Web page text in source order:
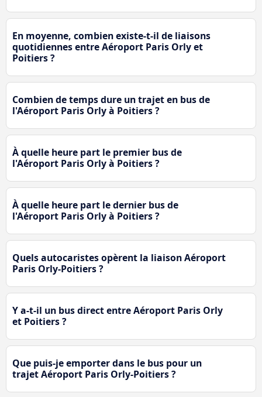
En moyenne, combien existe-t-il de liaisons
quotidiennes entre Aéroport Paris Orly et
Poitiers ?
Combien de temps dure un trajet en bus de
l'Aéroport Paris Orly à Poitiers ?
À quelle heure part le premier bus de
l'Aéroport Paris Orly à Poitiers ?
À quelle heure part le dernier bus de
l'Aéroport Paris Orly à Poitiers ?
Quels autocaristes opèrent la liaison Aéroport
Paris Orly-Poitiers ?
Y a-t-il un bus direct entre Aéroport Paris Orly
et Poitiers ?
Que puis-je emporter dans le bus pour un
trajet Aéroport Paris Orly-Poitiers ?